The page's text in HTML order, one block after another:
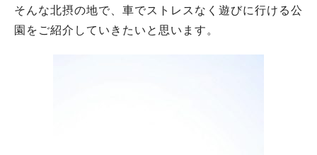
そんな北摂の地で、車でストレスなく遊びに行ける公
園をご紹介していきたいと思います。